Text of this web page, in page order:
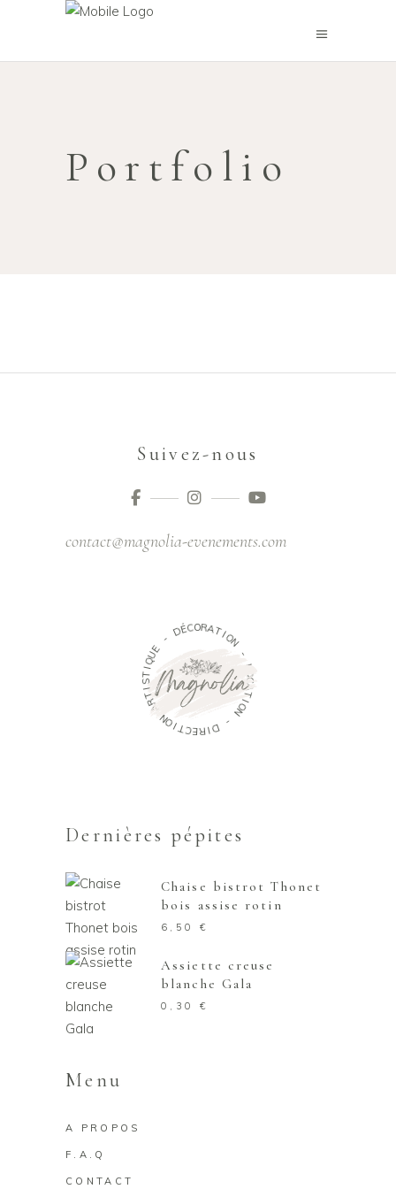
Portfolio
Suivez-nous
contact@magnolia-evenements.com
DÉCORATI
O
N
-
L
O
C
A
T
I
O
N
-
D
I
R
E
C
T
I
O
N
A
R
T
I
S
T
I
Q
U
E
-
Dernières pépites
Chaise bistrot Thonet
bois assise rotin
6,50 €
Assiette creuse
blanche Gala
0,30 €
Menu
A PROPOS
F.A.Q
CONTACT